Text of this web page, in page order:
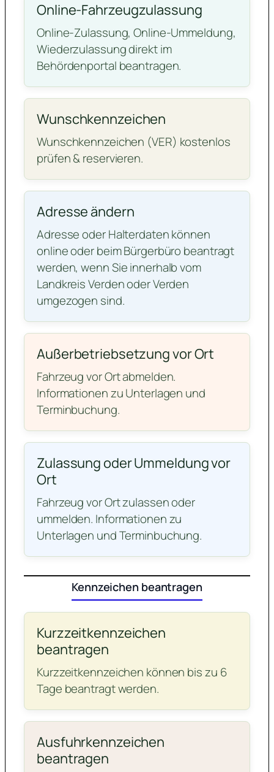
Online-Fahrzeugzulassung
Online-Zulassung, Online-Ummeldung,
Wiederzulassung direkt im
Behördenportal beantragen.
Wunschkennzeichen
Wunschkennzeichen (VER) kostenlos
prüfen & reservieren.
Adresse ändern
Adresse oder Halterdaten können
online oder beim Bürgerbüro beantragt
werden, wenn Sie innerhalb vom
Landkreis Verden oder Verden
umgezogen sind.
Außerbetriebsetzung vor Ort
Fahrzeug vor Ort abmelden.
Informationen zu Unterlagen und
Terminbuchung.
Zulassung oder Ummeldung vor
Ort
Fahrzeug vor Ort zulassen oder
ummelden. Informationen zu
Unterlagen und Terminbuchung.
Kennzeichen beantragen
Kurzzeitkennzeichen
beantragen
Kurzzeitkennzeichen können bis zu 6
Tage beantragt werden.
Ausfuhrkennzeichen
beantragen